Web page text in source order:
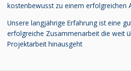
kostenbewusst zu einem erfolgreichen
Unsere langjährige Erfahrung ist eine
erfolgreiche Zusammenarbeit die weit
Projektarbeit hinausgeht